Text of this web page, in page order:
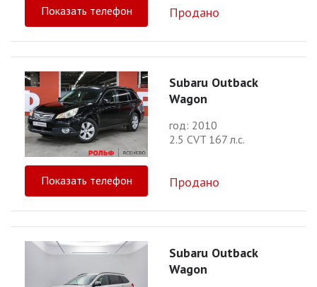
Показать телефон Продано
Subaru Outback
Wagon
год: 2010
2.5 CVT 167 л.с.
Показать телефон Продано
Subaru Outback
Wagon